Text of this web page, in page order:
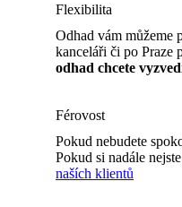
Flexibilita
Odhad vám můžeme
kanceláři či po Praze
odhad chcete
Férovost
Pokud nebudete
Pokud si nadále
naších klientů